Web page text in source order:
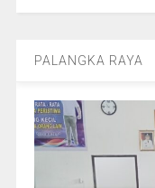
PALANGKA RAYA